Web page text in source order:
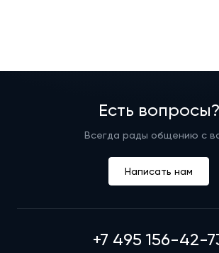
Есть вопросы?
Всегда рады общению с
Написать нам
+7 495 156-42-